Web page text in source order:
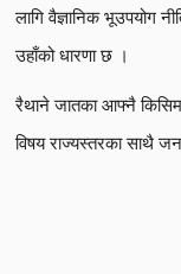
लागि वैज्ञानिक भूउपयोग
उहाँको धारणा छ ।
रैथाने जातका आफ्नै
विषय राज्यस्तरका साथै